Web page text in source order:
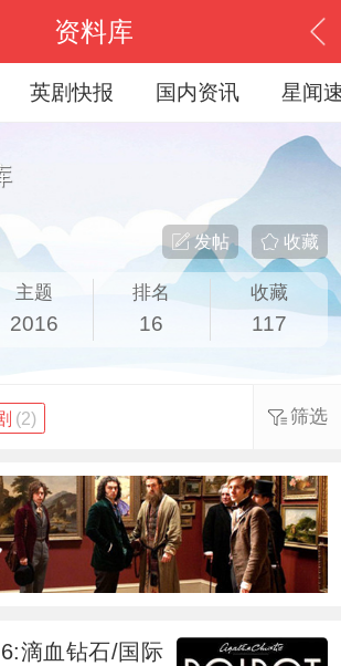
资料库
英剧快报 国内资讯 星闻
收藏
发帖
主题
2016
排名
16
收藏
117
(2) 筛选
滴血钻石/国际